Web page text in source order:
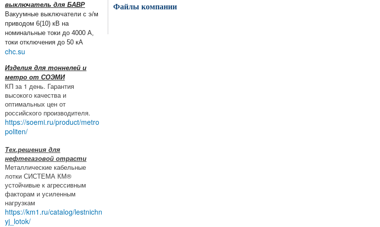
выключатель для БАВР
Вакуумные выключатели с э/м
приводом 6(10) кВ на
номинальные токи до 4000 А,
токи отключения до 50 кА
chc.su
Изделия для тоннелей и
метро от СОЭМИ
КП за 1 день. Гарантия
высокого качества и
оптимальных цен от
российского производителя.
https://soemi.ru/product/metro
politen/
Тех.решения для
нефтегазовой отрасти
Металлические кабельные
лотки СИСТЕМА КМ®
устойчивые к агрессивным
факторам и усиленным
нагрузкам
https://km1.ru/catalog/lestnichn
yj_lotok/
Файлы компании